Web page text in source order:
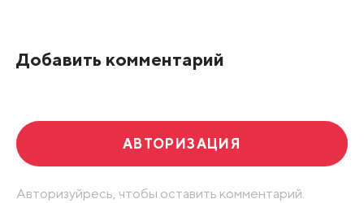
Добавить комментарий
АВТОРИЗАЦИЯ
Авторизуйресь, чтобы оставить комментарий.